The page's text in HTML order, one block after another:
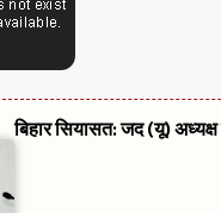
बिहार सियासत: चिराग